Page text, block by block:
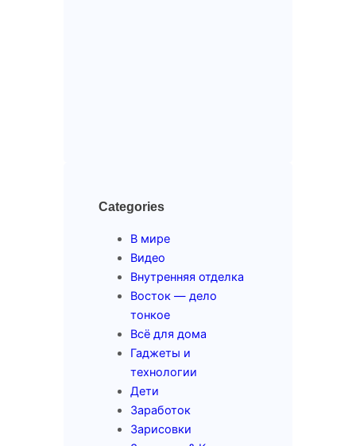
Categories
В мире
Видео
Внутренняя отделка
Восток — дело
тонкое
Всё для дома
Гаджеты и
технологии
Дети
Заработок
Зарисовки